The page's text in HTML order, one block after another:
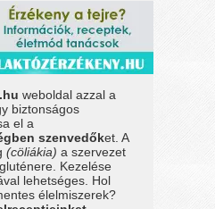
weboldal azzal a
biztonságos
el a
szenvedőket. A
(cöliákia) a szervezet
Kezelése
lehetséges. Hol
élelmiszerek?